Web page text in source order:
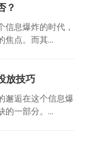
？
息爆炸的时代，
焦点。而其...
放技巧
邂逅在这个信息爆
的一部分。...